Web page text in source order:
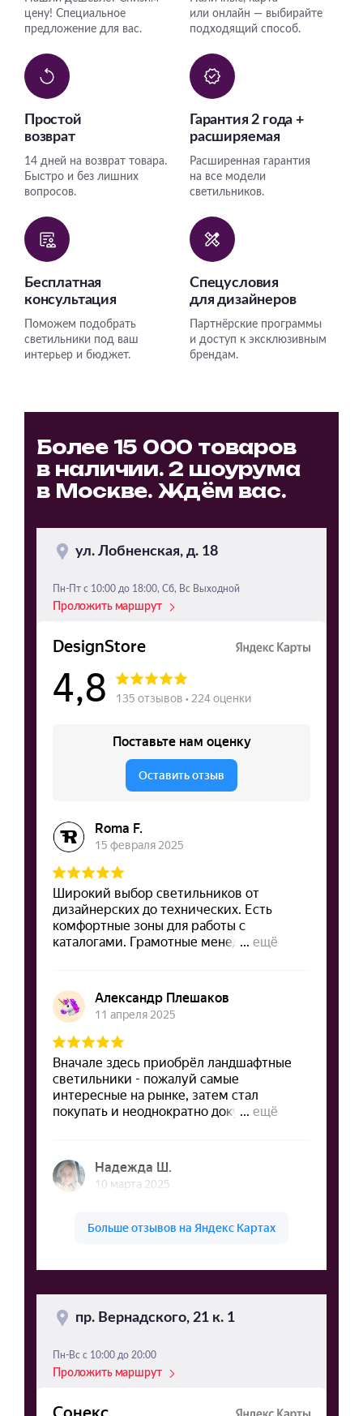
цену! Специальное
предложение для вас.
или онлайн — выбирайте
подходящий способ.
Простой
возврат
14 дней на возврат товара.
Быстро и без лишних
вопросов.
Гарантия 2 года +
расширяемая
Расширенная гарантия
на все модели
светильников.
Бесплатная
консультация
Поможем подобрать
светильники под ваш
интерьер и бюджет.
Спецусловия
для дизайнеров
Партнёрские программы
и доступ к эксклюзивным
брендам.
Более 15 000 товаров
в наличии. 2 шоурума
в Москве. Ждём вас.
ул. Лобненская, д. 18
Пн-Пт с 10:00 до 18:00, Сб, Вс Выходной
Проложить маршрут
пр. Вернадского, 21 к. 1
Пн-Вс с 10:00 до 20:00
Проложить маршрут